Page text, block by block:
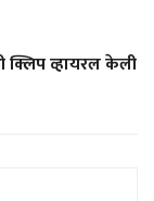
क्लिप व्हायरल केली